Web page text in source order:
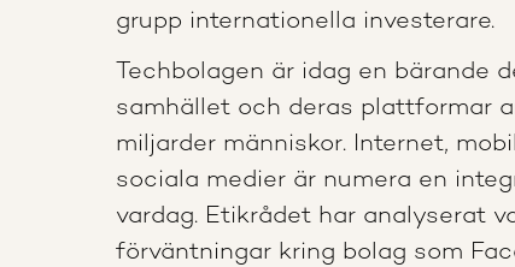
grupp internationella investerare.
Techbolagen är idag en bärande
samhället och deras plattformar
miljarder människor. Internet,
sociala medier är numera en
vardag. Etikrådet har analyserat
förväntningar kring bolag som